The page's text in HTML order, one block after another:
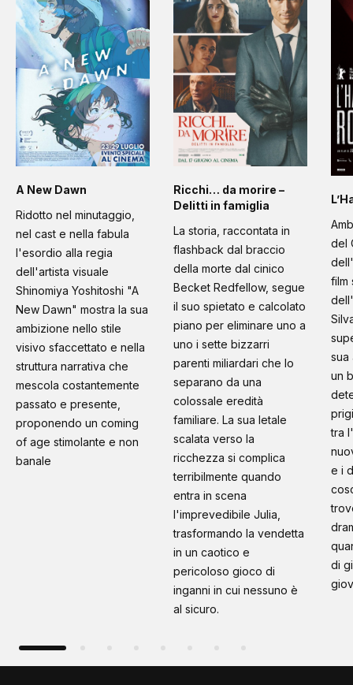
A New Dawn
Ridotto nel minutaggio,
nel cast e nella fabula
l'esordio alla regia
dell'artista visuale
Shinomiya Yoshitoshi "A
New Dawn" mostra la sua
ambizione nello stile
visivo sfaccettato e nella
struttura narrativa che
mescola costantemente
passato e presente,
proponendo un coming
of age stimolante e non
banale
Ricchi… da morire –
Delitti in famiglia
La storia, raccontata in
flashback dal braccio
della morte dal cinico
Becket Redfellow, segue
il suo spietato e calcolato
piano per eliminare uno a
uno i sette bizzarri
parenti miliardari che lo
separano da una
colossale eredità
familiare. La sua letale
scalata verso la
ricchezza si complica
terribilmente quando
entra in scena
l'imprevedibile Julia,
trasformando la vendetta
in un caotico e
pericoloso gioco di
inganni in cui nessuno è
al sicuro.
del
film
sua
un
tra
e i
di